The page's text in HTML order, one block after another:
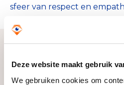
Deze website maakt gebruik
We gebruiken cookies om
sfeer van respect en
Zo bereiken we